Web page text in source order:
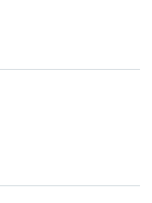
LinkedIn